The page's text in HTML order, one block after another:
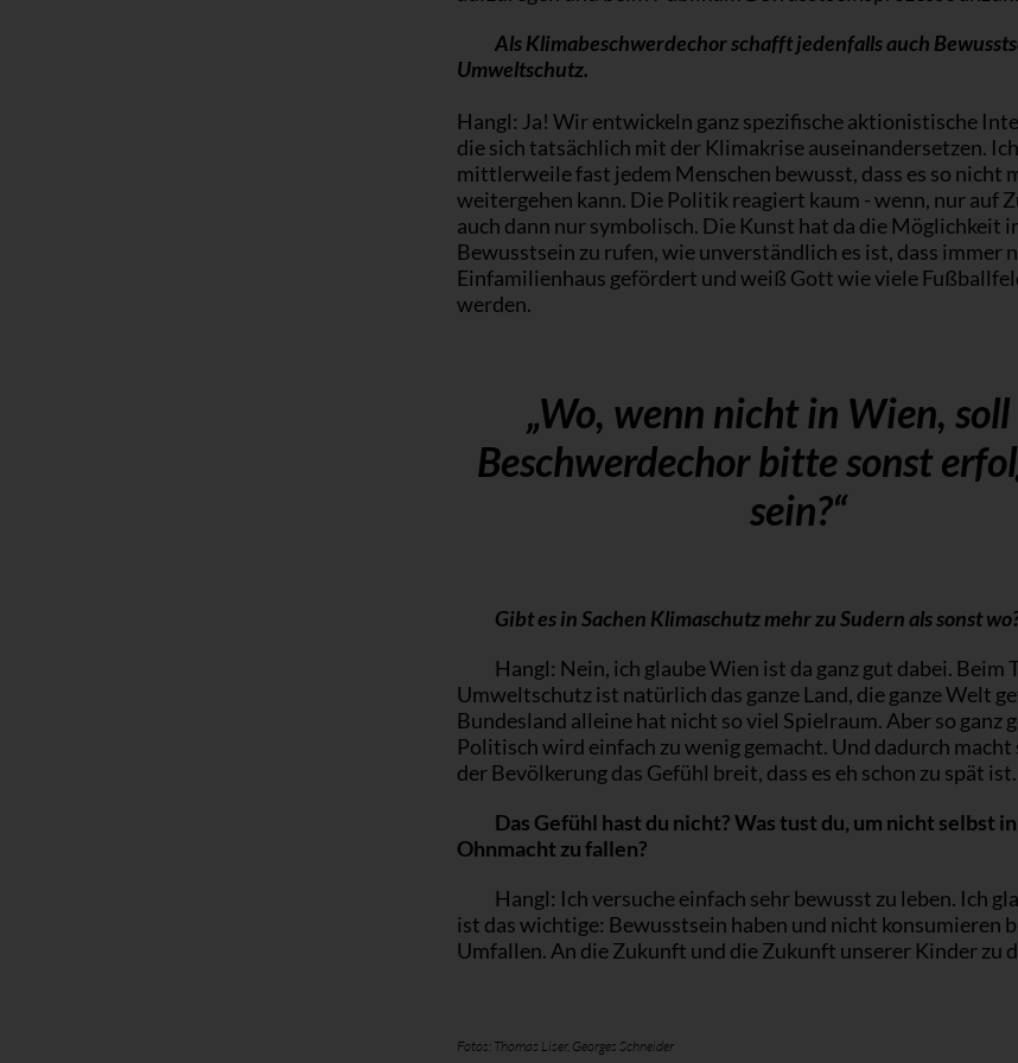
Als Klimabeschwerdechor schafft jedenfalls auch
Umweltschutz.
Hangl: Ja! Wir entwickeln ganz spezifische aktionistische
die sich tatsächlich mit der Klimakrise auseinandersetzen.
mittlerweile fast jedem Menschen bewusst, dass es so nicht
weitergehen kann. Die Politik reagiert kaum - wenn, nur auf
auch dann nur symbolisch. Die Kunst hat da die Möglichkeit
Bewusstsein zu rufen, wie unverständlich es ist, dass immer
Einfamilienhaus gefördert und weiß Gott wie viele
werden.
„Wo, wenn nicht in Wien,
Beschwerdechor bitte sonst
sein?“
Gibt es in Sachen Klimaschutz mehr zu Sudern als sonst
Hangl: Nein, ich glaube Wien ist da ganz gut dabei. Beim
Umweltschutz ist natürlich das ganze Land, die ganze Welt
Bundesland alleine hat nicht so viel Spielraum. Aber so ganz
Politisch wird einfach zu wenig gemacht. Und dadurch macht
der Bevölkerung das Gefühl breit, dass es eh schon zu spät ist.
Das Gefühl hast du nicht? Was tust du, um nicht selbst
Ohnmacht zu fallen?
Hangl: Ich versuche einfach sehr bewusst zu leben. Ich
ist das wichtige: Bewusstsein haben und nicht konsumieren
Umfallen. An die Zukunft und die Zukunft unserer Kinder zu
Fotos: Thomas Liser, Georges Schneider